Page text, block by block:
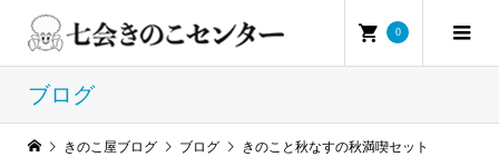
0
ブログ
きのこ屋ブログ ブログ きのこと秋なすの秋満喫セット